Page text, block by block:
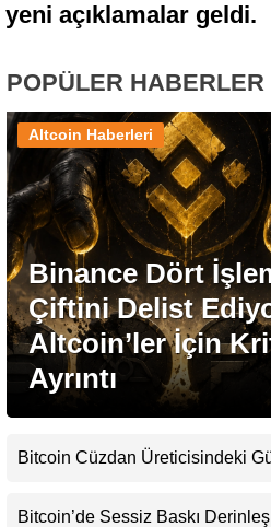
açıklamalar geldi.
POPÜLER HABERLER
Binance Dört
Çiftini Delist
Altcoin’ler İçin
Ayrıntı
Altcoin Haberleri
Bitcoin Cüzdan Üreticisindeki
Belirsizliğini Koruyor
Bitcoin’de Sessiz Baskı